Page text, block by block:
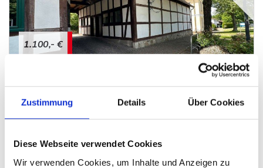
Zustimmung Details Über Cookies
Diese Webseite verwendet Cookies
Wir verwenden Cookies, um Inhalte und Anzeigen zu
1.100,- €
Besondere Gewerbefläche in zentraler Lage von
Petershagen.
FLÄCHE